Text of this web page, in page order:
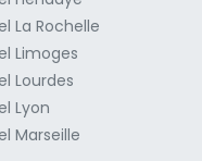
La Rochelle
Limoges
Lourdes
Lyon
Marseille